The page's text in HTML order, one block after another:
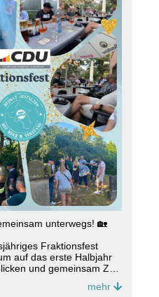
alle Betreuerinnen und
und möglich gemacht
nächsten Ferienspaß!
ß #MoviePark
unterwegs! 🏡
Fraktionsfest
auf das erste Halbjahr
und gemeinsam Zeit
mehr